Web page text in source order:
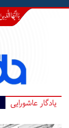
یادگار عاشورایی